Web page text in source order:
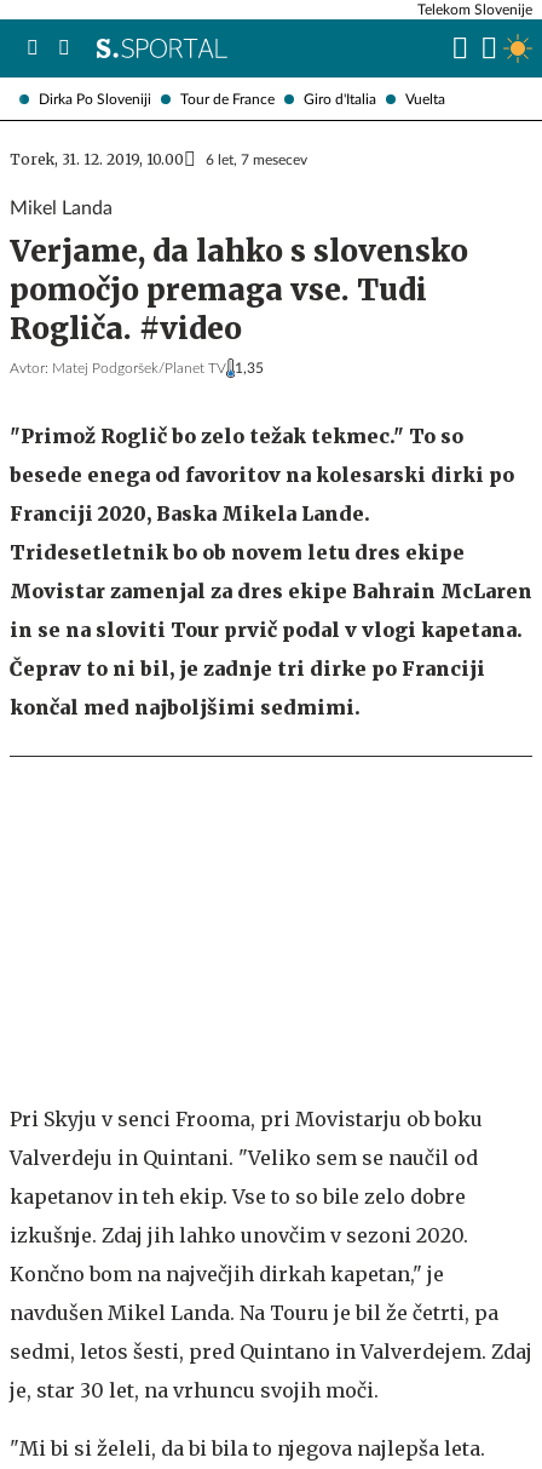
Dirka Po Sloveniji Tour de France Giro d'Italia Vuelta
Telekom Slovenije
Torek, 31. 12. 2019, 10.00 6 let, 7 mesecev
Mikel Landa
Verjame, da lahko s slovensko
pomočjo premaga vse. Tudi
Rogliča. #video
Avtor: Matej Podgoršek/Planet TV 1,35
"Primož Roglič bo zelo težak tekmec." To so
besede enega od favoritov na kolesarski dirki po
Franciji 2020, Baska Mikela Lande.
Tridesetletnik bo ob novem letu dres ekipe
Movistar zamenjal za dres ekipe Bahrain McLaren
in se na sloviti Tour prvič podal v vlogi kapetana.
Čeprav to ni bil, je zadnje tri dirke po Franciji
končal med najboljšimi sedmimi.
Pri Skyju v senci Frooma, pri Movistarju ob boku
Valverdeju in Quintani. "Veliko sem se naučil od
kapetanov in teh ekip. Vse to so bile zelo dobre
izkušnje. Zdaj jih lahko unovčim v sezoni 2020.
Končno bom na največjih dirkah kapetan," je
navdušen Mikel Landa. Na Touru je bil že četrti, pa
sedmi, letos šesti, pred Quintano in Valverdejem. Zdaj
je, star 30 let, na vrhuncu svojih moči.
"Mi bi si želeli, da bi bila to njegova najlepša leta.